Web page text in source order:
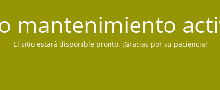
mantenimiento
El sitio estará disponible pronto. ¡Gracias por su paciencia!